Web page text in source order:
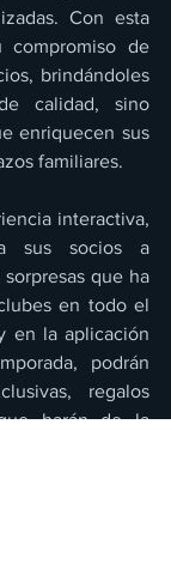
Con esta
compromiso de
brindándoles
calidad, sino
enriquecen sus
familiares.
interactiva,
sus socios a
que ha
en todo el
en la aplicación
podrán
regalos
harán de la